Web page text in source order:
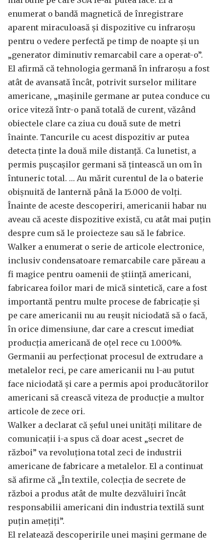
enumerat o bandă magnetică de înregistrare
aparent miraculoasă și dispozitive cu infraroșu
pentru o vedere perfectă pe timp de noapte și un
„generator diminutiv remarcabil care a operat-o”.
El afirmă că tehnologia germană în infraroșu a fost
atât de avansată încât, potrivit surselor militare
americane, „mașinile germane ar putea conduce cu
orice viteză într-o pană totală de curent, văzând
obiectele clare ca ziua cu două sute de metri
înainte. Tancurile cu acest dispozitiv ar putea
detecta ținte la două mile distanță. Ca lunetist, a
permis pușcașilor germani să țintească un om în
întuneric total. … Au mărit curentul de la o baterie
obișnuită de lanternă până la 15.000 de volți.
Înainte de aceste descoperiri, americanii habar nu
aveau că aceste dispozitive există, cu atât mai puțin
despre cum să le proiecteze sau să le fabrice.
Walker a enumerat o serie de articole electronice,
inclusiv condensatoare remarcabile care păreau a
fi magice pentru oamenii de știință americani,
fabricarea foilor mari de mică sintetică, care a fost
importantă pentru multe procese de fabricație și
pe care americanii nu au reușit niciodată să o facă,
în orice dimensiune, dar care a crescut imediat
producția americană de oțel rece cu 1.000%.
Germanii au perfecționat procesul de extrudare a
metalelor reci, pe care americanii nu l-au putut
face niciodată și care a permis apoi producătorilor
americani să crească viteza de producție a multor
articole de zece ori.
Walker a declarat că șeful unei unități militare de
comunicații i-a spus că doar acest „secret de
război” va revoluționa total zeci de industrii
americane de fabricare a metalelor. El a continuat
să afirme că „În textile, colecția de secrete de
război a produs atât de multe dezvăluiri încât
responsabilii americani din industria textilă sunt
puțin amețiți”.
El relatează descoperirile unei mașini germane de